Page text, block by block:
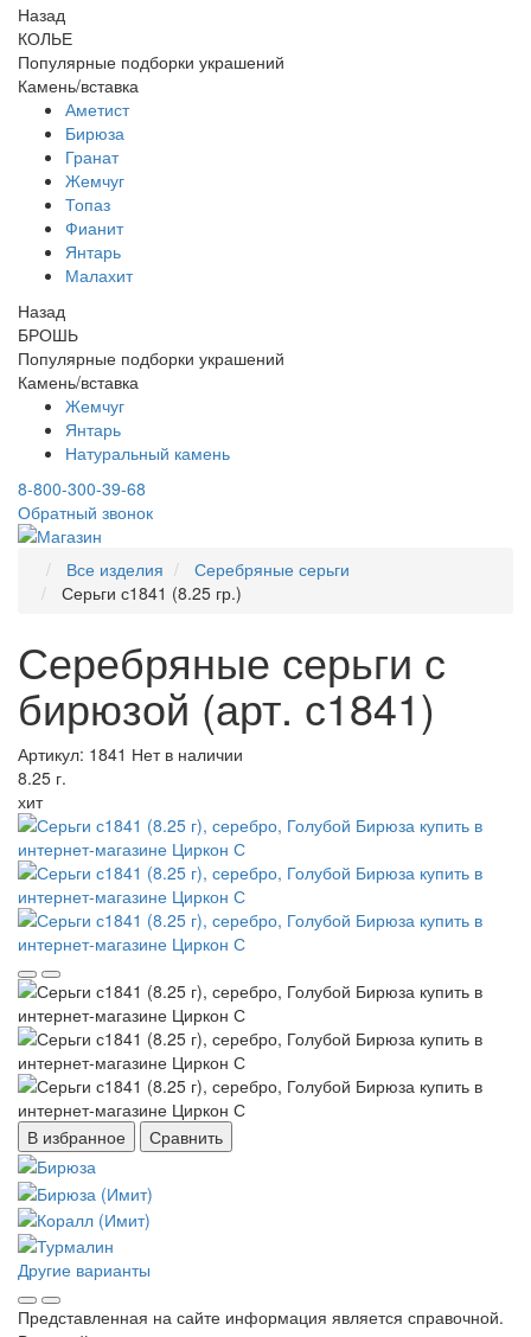
Назад
КОЛЬЕ
Популярные подборки украшений
Камень/вставка
Аметист
Бирюза
Гранат
Жемчуг
Топаз
Фианит
Янтарь
Малахит
Назад
БРОШЬ
Популярные подборки украшений
Камень/вставка
Жемчуг
Янтарь
Натуральный камень
8-800-300-39-68
Обратный звонок
Все изделия
Серебряные серьги
Серьги с1841 (8.25 гр.)
Серебряные серьги с
бирюзой (арт. с1841)
Артикул: 1841 Нет в наличии
8.25 г.
хит
В избранное Сравнить
Другие варианты
Представленная на сайте информация является справочной.